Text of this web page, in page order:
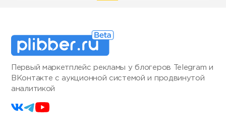
Первый маркетплейс рекламы у блогеров Telegram и
ВКонтакте с аукционной системой и продвинутой
аналитикой